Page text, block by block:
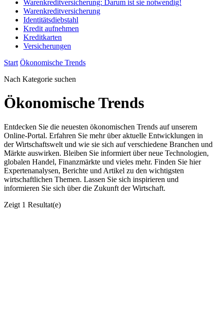
Warenkreditversicherung: Darum ist sie notwendig!
Warenkreditversicherung
Identitätsdiebstahl
Kredit aufnehmen
Kreditkarten
Versicherungen
Start Ökonomische Trends
Nach Kategorie suchen
Ökonomische Trends
Entdecken Sie die neuesten ökonomischen Trends auf unserem
Online-Portal. Erfahren Sie mehr über aktuelle Entwicklungen in
der Wirtschaftswelt und wie sie sich auf verschiedene Branchen und
Märkte auswirken. Bleiben Sie informiert über neue Technologien,
globalen Handel, Finanzmärkte und vieles mehr. Finden Sie hier
Expertenanalysen, Berichte und Artikel zu den wichtigsten
wirtschaftlichen Themen. Lassen Sie sich inspirieren und
informieren Sie sich über die Zukunft der Wirtschaft.
Zeigt 1 Resultat(e)